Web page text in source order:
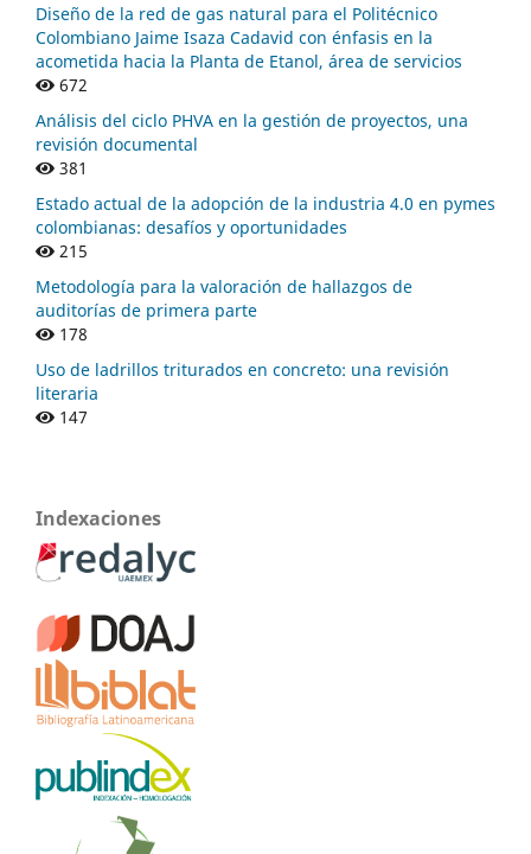
Diseño de la red de gas natural para el Politécnico
Colombiano Jaime Isaza Cadavid con énfasis en la
acometida hacia la Planta de Etanol, área de servicios
672
Análisis del ciclo PHVA en la gestión de proyectos, una
revisión documental
381
Estado actual de la adopción de la industria 4.0 en pymes
colombianas: desafíos y oportunidades
215
Metodología para la valoración de hallazgos de
auditorías de primera parte
178
Uso de ladrillos triturados en concreto: una revisión
literaria
147
Indexaciones